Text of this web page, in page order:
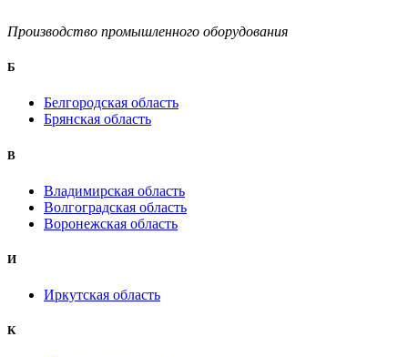
Производство промышленного оборудования
Б
Белгородская область
Брянская область
B
Владимирская область
Волгоградская область
Воронежская область
И
Иркутская область
К